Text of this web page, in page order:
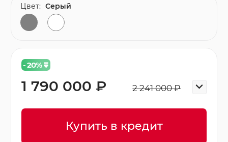
- 20%
2 241 000 ₽
1 790 000 ₽
Купить в кредит
Цвет: Серый